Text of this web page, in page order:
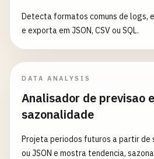
Detecta formatos comuns de logs,
e exporta em JSON, CSV ou SQL.
DATA ANALYSIS
Analisador de previsao e
sazonalidade
Projeta periodos futuros a partir de
ou JSON e mostra tendencia,